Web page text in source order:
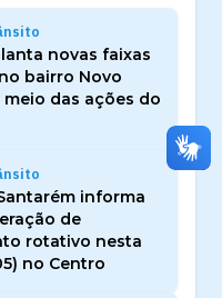
novas faixas
bairro Novo
das ações do
informa
de
rotativo nesta
no Centro